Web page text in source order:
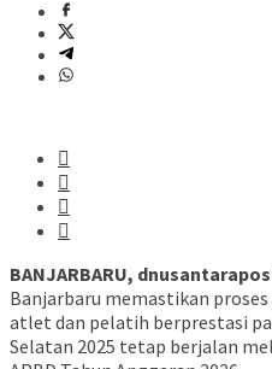
BANJARBARU,
Banjarbaru memastikan
atlet dan pelatih berprestasi
Selatan 2025 tetap berjalan